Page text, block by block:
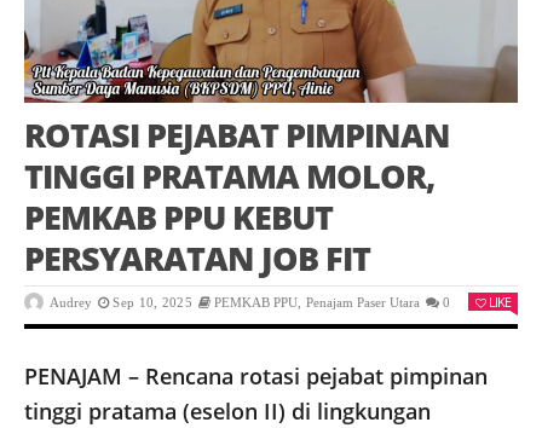
ROTASI PEJABAT PIMPINAN
TINGGI PRATAMA MOLOR,
PEMKAB PPU KEBUT
PERSYARATAN JOB FIT
Audrey Sep 10, 2025 PEMKAB PPU Penajam Paser Utara 0 LIKE
PENAJAM – Rencana rotasi pejabat pimpinan
tinggi pratama (eselon II) di lingkungan